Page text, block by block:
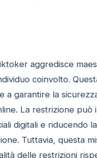
aggredisce
coinvolto.
a garantire la
La restrizione può
digitali e riducendo
Tuttavia, questa
delle restrizioni